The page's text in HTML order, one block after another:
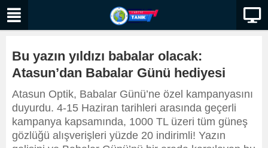
Bu yazın yıldızı babalar olacak:
Atasun’dan Babalar Günü hediyesi
Atasun Optik, Babalar Günü’ne özel kampanyasını
duyurdu. 4-15 Haziran tarihleri arasında geçerli
kampanya kapsamında, 1000 TL üzeri tüm güneş
gözlüğü alışverişleri yüzde 20 indirimli! Yazın